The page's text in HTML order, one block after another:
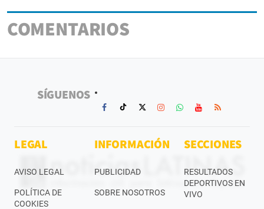
COMENTARIOS
SÍGUENOS
LEGAL
AVISO LEGAL
POLÍTICA DE
COOKIES
INFORMACIÓN
PUBLICIDAD
SOBRE NOSOTROS
SECCIONES
RESULTADOS
DEPORTIVOS EN
VIVO